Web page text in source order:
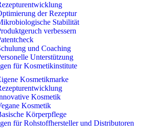
der Rezeptur
Stabilität
verbessern
und Coaching
Unterstützung
für Kosmetikinstitute
Kosmetikmarke
Kosmetik
Kosmetik
Körperpflege
für Rohstoffhersteller und Distributoren